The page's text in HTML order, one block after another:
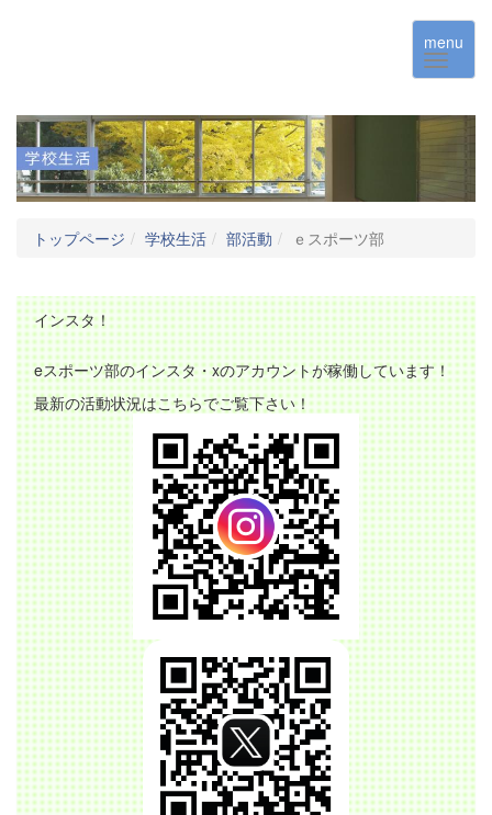
menu
トップページ 学校生活 部活動 ｅスポーツ部
インスタ！
eスポーツ部のインスタ・xのアカウントが稼働しています！
最新の活動状況はこちらでご覧下さい！